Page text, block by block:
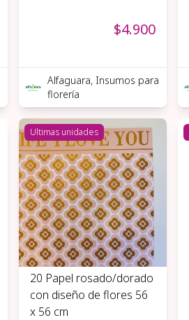
$4.900
Alfaguara, Insumos para
florería
Ultimas unidades
20 Papel rosado/dorado
con diseño de flores 56
x 56 cm